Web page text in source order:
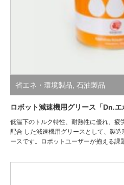
省エネ・環境製品, 石油製品
ロボット減速機用グリース「Dn.エ
低温下のトルク特性、耐熱性に優れ、疲
配合 した減速機用グリースとして、製
ースです。ロボットユーザーが抱える課